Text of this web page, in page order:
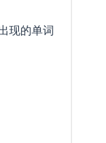
现的单词